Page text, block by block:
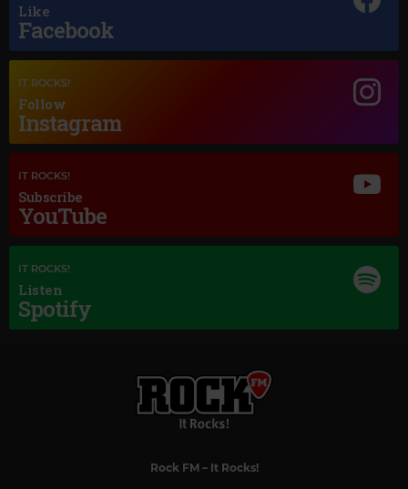
NINA SIMONE
Like
Facebook
IT ROCKS!
Follow
Instagram
IT ROCKS!
Subscribe
YouTube
IT ROCKS!
Listen
Spotify
Rock FM– It Rocks!